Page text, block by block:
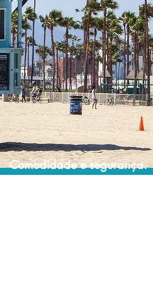
Comodidade e segurança.